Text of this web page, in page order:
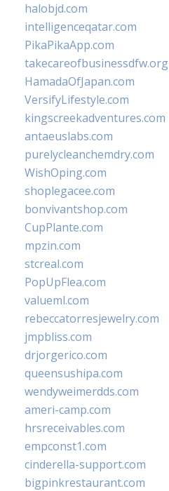
halobjd.com
intelligenceqatar.com
PikaPikaApp.com
takecareofbusinessdfw.org
HamadaOfJapan.com
VersifyLifestyle.com
kingscreekadventures.com
antaeuslabs.com
purelycleanchemdry.com
WishOping.com
shoplegacee.com
bonvivantshop.com
CupPlante.com
mpzin.com
stcreal.com
PopUpFlea.com
valueml.com
rebeccatorresjewelry.com
jmpbliss.com
drjorgerico.com
queensushipa.com
wendyweimerdds.com
ameri-camp.com
hrsreceivables.com
empconst1.com
cinderella-support.com
bigpinkrestaurant.com